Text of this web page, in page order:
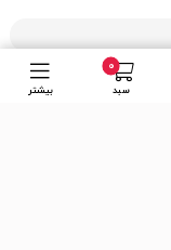
0
سبد بیشتر